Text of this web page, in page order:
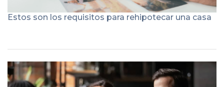
Estos son los requisitos para rehipotecar una casa